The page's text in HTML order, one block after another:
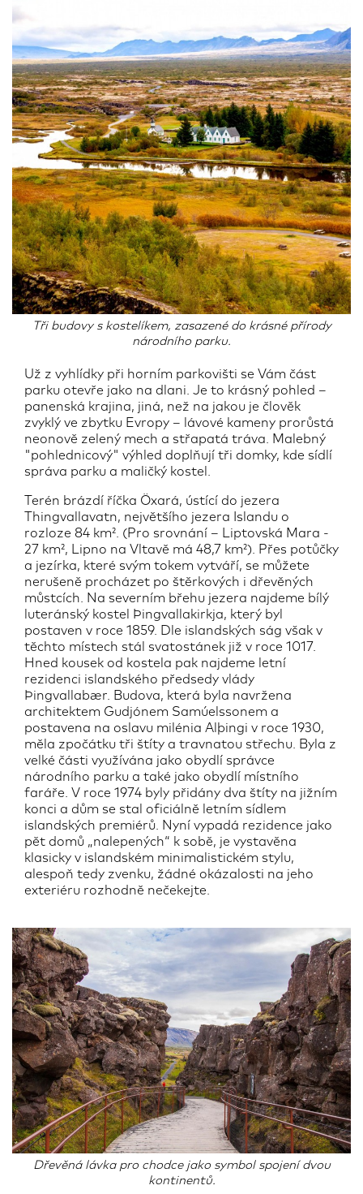
Tři budovy s kostelíkem, zasazené do krásné přírody
národního parku.
Už z vyhlídky při horním parkovišti se Vám část
parku otevře jako na dlani. Je to krásný pohled –
panenská krajina, jiná, než na jakou je člověk
zvyklý ve zbytku Evropy – lávové kameny prorůstá
neonově zelený mech a střapatá tráva. Malebný
"pohlednicový" výhled doplňují tři domky, kde sídlí
správa parku a maličký kostel.
Terén brázdí říčka Öxará, ústící do jezera
Thingvallavatn, největšího jezera Islandu o
rozloze 84 km². (Pro srovnání – Liptovská Mara -
27 km², Lipno na Vltavě má 48,7 km²). Přes potůčky
a jezírka, které svým tokem vytváří, se můžete
nerušeně procházet po štěrkových i dřevěných
můstcích. Na severním břehu jezera najdeme bílý
luteránský kostel Þingvallakirkja, který byl
postaven v roce 1859. Dle islandských ság však v
těchto místech stál svatostánek již v roce 1017.
Hned kousek od kostela pak najdeme letní
rezidenci islandského předsedy vlády
Þingvallabær. Budova, která byla navržena
architektem Gudjónem Samúelssonem a
postavena na oslavu milénia Alþingi v roce 1930,
měla zpočátku tři štíty a travnatou střechu. Byla z
velké části využívána jako obydlí správce
národního parku a také jako obydlí místního
faráře. V roce 1974 byly přidány dva štíty na jižním
konci a dům se stal oficiálně letním sídlem
islandských premiérů. Nyní vypadá rezidence jako
pět domů „nalepených“ k sobě, je vystavěna
klasicky v islandském minimalistickém stylu,
alespoň tedy zvenku, žádné okázalosti na jeho
exteriéru rozhodně nečekejte.
Dřevěná lávka pro chodce jako symbol spojení dvou
kontinentů.